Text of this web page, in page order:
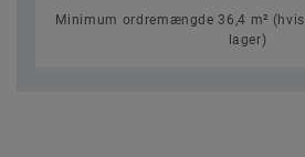
Minimum ordremængde 36,4 m²
lager)